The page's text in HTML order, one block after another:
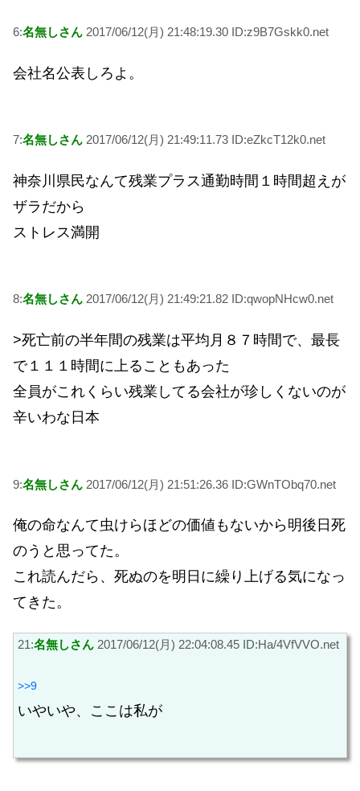
6:名無しさん 2017/06/12(月) 21:48:19.30 ID:z9B7Gskk0.net
会社名公表しろよ。
7:名無しさん 2017/06/12(月) 21:49:11.73 ID:eZkcT12k0.net
神奈川県民なんて残業プラス通勤時間１時間超えが
ザラだから
ストレス満開
8:名無しさん 2017/06/12(月) 21:49:21.82 ID:qwopNHcw0.net
>死亡前の半年間の残業は平均月８７時間で、最長
で１１１時間に上ることもあった
全員がこれくらい残業してる会社が珍しくないのが
辛いわな日本
9:名無しさん 2017/06/12(月) 21:51:26.36 ID:GWnTObq70.net
俺の命なんて虫けらほどの価値もないから明後日死
のうと思ってた。
これ読んだら、死ぬのを明日に繰り上げる気になっ
てきた。
21:名無しさん 2017/06/12(月) 22:04:08.45 ID:Ha/4VfVVO.net
>>9
いやいや、ここは私が